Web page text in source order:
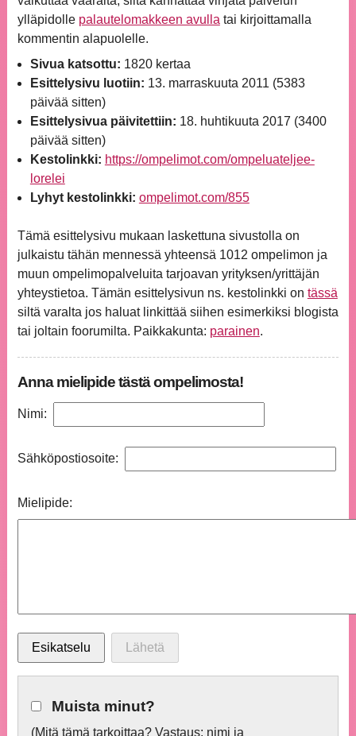
ylläpidolle palautelomakkeen avullatai kirjoittamalla
kommentin alapuolelle.
Sivua katsottu: 1820 kertaa
Esittelysivu luotiin: 13. marraskuuta 2011 (5383
päivää sitten)
Esittelysivua päivitettiin: 18. huhtikuuta 2017 (3400
päivää sitten)
Kestolinkki: https://ompelimot.com/ompeluateljee-
lorelei
Lyhyt kestolinkki: ompelimot.com/855
Tämä esittelysivu mukaan laskettuna sivustolla on
julkaistu tähän mennessä yhteensä 1012 ompelimon ja
muun ompelimopalveluita tarjoavan yrityksen/yrittäjän
yhteystietoa. Tämän esittelysivun ns. kestolinkki on tässä
siltä varalta jos haluat linkittää siihen esimerkiksi blogista
tai joltain foorumilta. Paikkakunta: parainen.
Anna mielipide tästä ompelimosta!
Nimi:
Sähköpostiosoite:
Mielipide:
Muista minut?
(Mitä tämä tarkoittaa? Vastaus: nimi ja